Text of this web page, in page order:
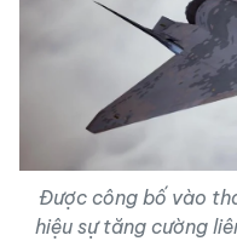
Được công bố vào
hiệu sự tăng cường